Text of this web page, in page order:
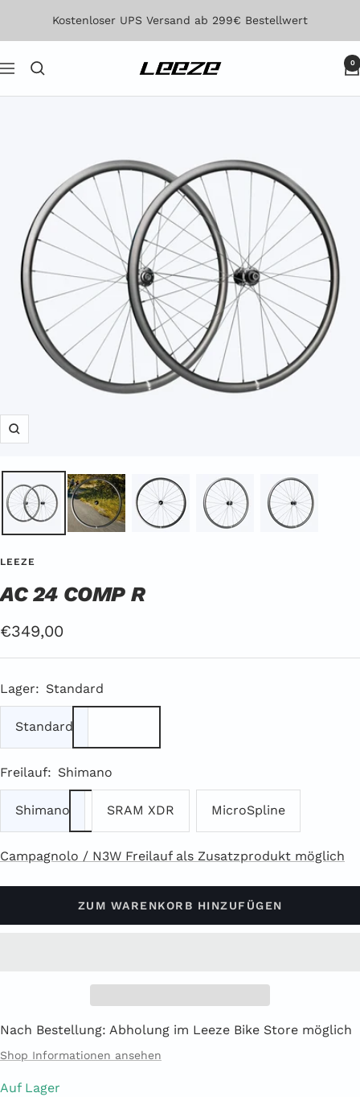
Kostenloser UPS Versand ab 299€ Bestellwert
Navigation Leeze 0
Zoom
LEEZE
AC 24 COMP R
Angebotspreis
€349,00
Lager: Standard
Standard
Freilauf: Shimano
Shimano SRAM XDR MicroSpline
Campagnolo / N3W Freilauf als Zusatzprodukt möglich
ZUM WARENKORB HINZUFÜGEN
Nach Bestellung: Abholung im Leeze Bike Store möglich
Shop Informationen ansehen
Auf Lager